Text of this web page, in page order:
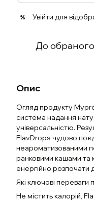
% Увійти для
До обраного
Опис
Огляд продукту
система надання
універсальністю.
FlavDrops чудово
неароматизованими
ранковими кашами
енергійно розпочати
Які ключові переваги
Не містить калорій,